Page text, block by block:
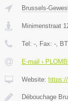
Brussels-
Minimenstraat
Tel: - , Fax: - ,
E-mail ›
Website:
Débouchage